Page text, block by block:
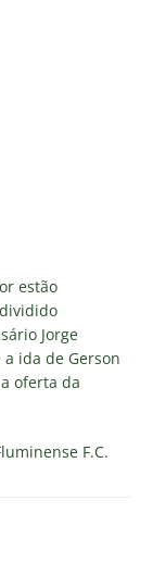
estão
Jorge
ida de Gerson
oferta da
F.C.